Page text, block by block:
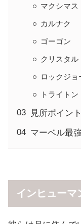
マクシマス
カルナク
ゴーゴン
クリスタル
ロックジョ
トライトン
見所ポイン
マーベル最
インヒューマ